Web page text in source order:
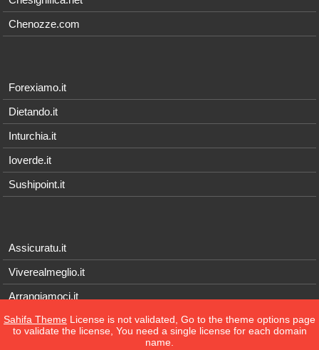
Chenozze.com
Forexiamo.it
Dietando.it
Inturchia.it
Ioverde.it
Sushipoint.it
Assicuratu.it
Viverealmeglio.it
Arrangiamoci.it
Tecnichef.it
Sahifa Theme License is not validated, Go to the theme options page
to validate the license, You need a single license for each domain
name.